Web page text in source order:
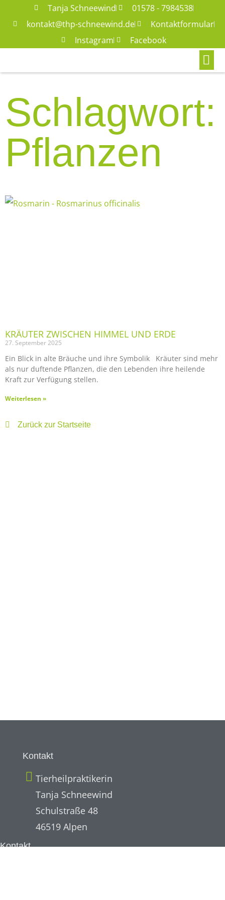
Tanja Schneewind
01578 - 7984538
kontakt@thp-schneewind.de
Kontaktformular
Instagram
Facebook
Schlagwort:
Pflanzen
KRÄUTER ZWISCHEN HIMMEL UND ERDE
27. September 2025
Ein Blick in alte Bräuche und ihre Symbolik Kräuter sind mehr
als nur duftende Pflanzen, die den Lebenden ihre heilende
Kraft zur Verfügung stellen.
Weiterlesen »
Zurück zur Startseite
Kontakt
Tierheilpraktikerin
Tanja Schneewind
Schulstraße 48
46519 Alpen
Kontakt